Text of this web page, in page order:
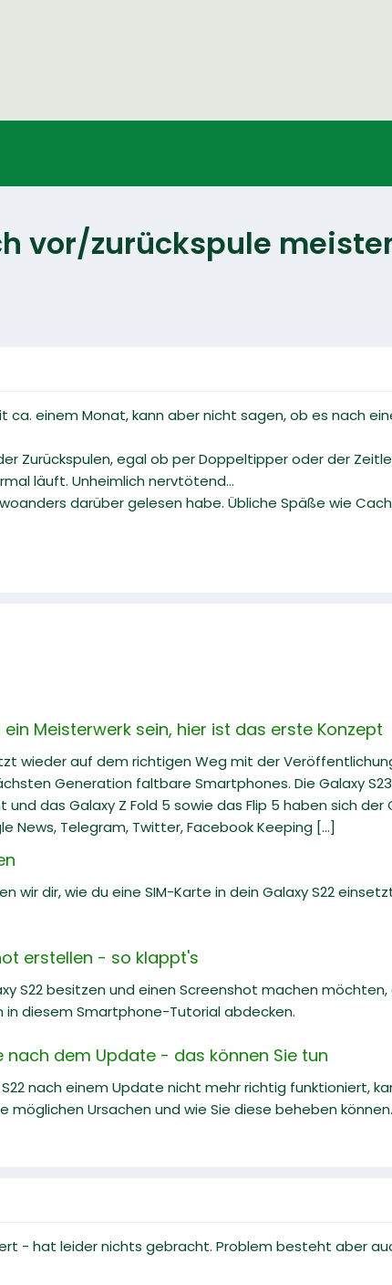
vor/zurückspule
ca. einem Monat, kann aber nicht sagen, ob es nach
Zurückspulen, egal ob per Doppeltipper oder der
läuft. Unheimlich nervtötend...
darüber gelesen habe. Übliche Späße wie
Meisterwerk sein, hier ist das erste Konzept
wieder auf dem richtigen Weg mit der
Generation faltbare Smartphones. Die Galaxy
das Galaxy Z Fold 5 sowie das Flip 5 haben sich der
News, Telegram, Twitter, Facebook Keeping [...]
wir dir, wie du eine SIM-Karte in dein Galaxy S22
erstellen - so klappt's
S22 besitzen und einen Screenshot machen
diesem Smartphone-Tutorial abdecken.
nach dem Update - das können Sie tun
nach einem Update nicht mehr richtig funktioniert,
möglichen Ursachen und wie Sie diese beheben können.
- hat leider nichts gebracht. Problem besteht aber